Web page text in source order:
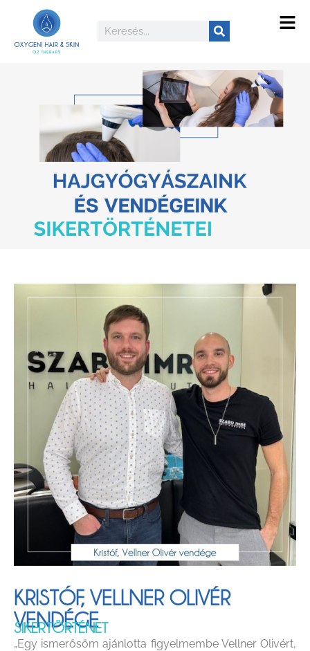
KRISTÓF, VELLNER OLIVÉR
VENDÉGE
SIKERTÖRTÉNET
„Egy ismerősöm ajánlotta figyelmembe Vellner Olivért,